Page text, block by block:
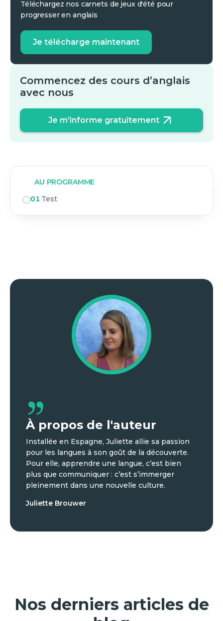
Téléchargez nos carnets de jeux d'été pour
progresser en anglais
Je télécharge maintenant
Commencez des cours d’anglais
avec nous
Je m'informe gratuitement
AU PROGRAMME
01 Test
À propos de l'auteur
Installée en Espagne, Juliette allie sa passion
pour les langues à son goût de la découverte.
Pour elle, apprendre une langue, c’est bien
plus que communiquer : c’est s’immerger
pleinement dans une nouvelle culture.
Juliette Brouwer
Nos derniers articles de